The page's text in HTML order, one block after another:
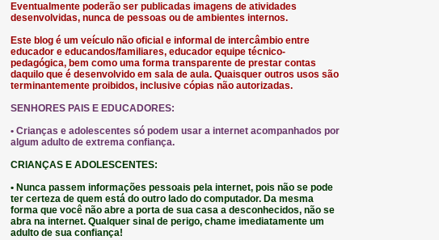
Eventualmente poderão ser publicadas imagens de atividades
desenvolvidas, nunca de pessoas ou de ambientes internos.
Este blog é um veículo não oficial e informal de intercâmbio entre
educador e educandos/familiares, educador equipe técnico-
pedagógica, bem como uma forma transparente de prestar contas
daquilo que é desenvolvido em sala de aula. Quaisquer outros usos são
terminantemente proibidos, inclusive cópias não autorizadas.
SENHORES PAIS E EDUCADORES:
• Crianças e adolescentes só podem usar a internet acompanhados por
algum adulto de extrema confiança.
CRIANÇAS E ADOLESCENTES:
• Nunca passem informações pessoais pela internet, pois não se pode
ter certeza de quem está do outro lado do computador. Da mesma
forma que você não abre a porta de sua casa a desconhecidos, não se
abra na internet. Qualquer sinal de perigo, chame imediatamente um
adulto de sua confiança!